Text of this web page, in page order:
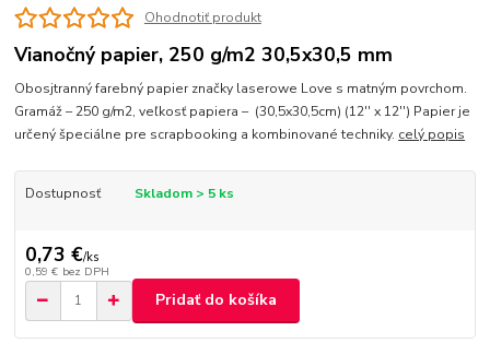
Ohodnotiť produkt
Vianočný papier, 250 g/m2 30,5x30,5 mm
Obosjtranný farebný papier značky laserowe Love s matným povrchom.
Gramáž – 250 g/m2, veľkosť papiera – (30,5x30,5cm) (12'' x 12'') Papier je
určený špeciálne pre scrapbooking a kombinované techniky. celý popis
Dostupnosť Skladom > 5 ks
0,73 €/ks
0,59 € bez DPH
Pridať do košíka